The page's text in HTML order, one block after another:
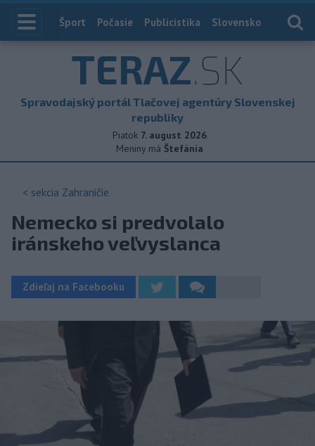
Index
Šport Počasie Publicistika Slovensko
TERAZ.SK
Spravodajský portál Tlačovej agentúry Slovenskej
republiky
Piatok 7. august 2026
Meniny má Štefánia
< sekcia Zahraničie
Nemecko si predvolalo
iránskeho veľvyslanca
Zdieľaj na Facebooku